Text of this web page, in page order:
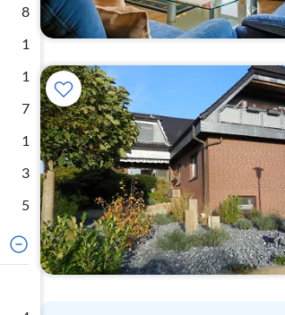
8
1
1
7
1
3
5